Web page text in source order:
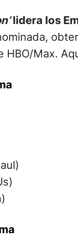
lidera los
HBO/Max.